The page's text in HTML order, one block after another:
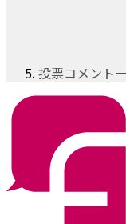
投票コメント